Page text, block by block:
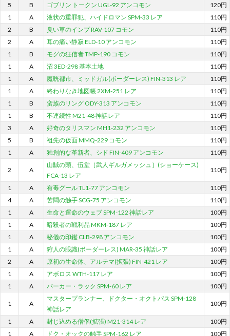
5
B ゴブリン トークン UGL-92 アンコモン
120円
1
A 液状の重罪犯、ハイドロマン SPM-33 レア
110円
2
B 臭い草のインプ RAV-107 コモン
110円
2
A 耳の痛い静寂 ELD-10 アンコモン
110円
1
B モグの狂信者 TMP-190 コモン
110円
1
A 沼 3ED-298 基本土地
110円
1
A 魔晄都市、ミッドガル(ボーダーレス) FIN-313 レア
110円
1
A 終わりなき地図帳 2XM-251 レア
110円
1
B 蛮族のリング ODY-313 アンコモン
110円
1
B 不連続性 M21-48 神話レア
110円
3
A 好奇のタリスマン MH1-232 アンコモン
110円
5
B 祖先の仮面 MMQ-229 コモン
110円
1
A 独創的な革新者、シド FIN-409 アンコモン 110円
2 A
山賊の頭、伍堂［武人ギルガメッシュ］(ショーケース)
FCA-13 レア
110円
1 A 有毒グール TL1-77 アンコモン
110円
4
A 苦悶の触手 SCG-75 アンコモン
110円
1
A 生命と運命のウェブ SPM-122 神話レア
100円
1
A 暗殺者の戦利品 MKM-187 レア
100円
1
A 秘儀の印鑑 CLB-298 アンコモン
100円
1
A 狩人の眼識(ボーダーレス) MAR-35 神話レア
100円
2
A 原初の生命体、アルテマ(拡張) FIN-421 レア
100円
1
A アボロス WTH-117 レア
100円
1
A パーカー・ラック SPM-60 レア 100円
1 A
マスタープランナー、ドクター・オクトパス SPM-128
神話レア
100円
1 A 封じ込める僧侶(拡張) M21-314 レア
100円
1
A ドク・オックの触手 SPM-162 レア 100円